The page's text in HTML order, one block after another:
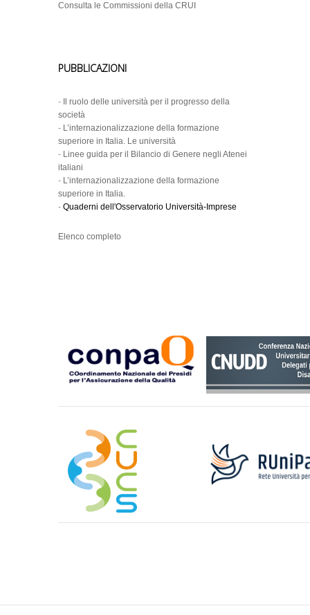
Consulta le Commissioni della CRUI
PUBBLICAZIONI
-
Il ruolo delle università per il progresso della
società
- L’internazionalizzazione della formazione
superiore in Italia. Le università
- Linee guida per il Bilancio di Genere negli Atenei
italiani
- L’internazionalizzazione della formazione
superiore in Italia.
- Quaderni dell'Osservatorio Università-Imprese
Elenco completo